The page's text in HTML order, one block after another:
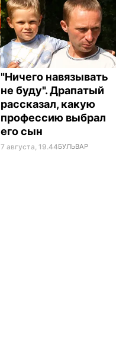
"Ничего навязывать
не буду". Драпатый
рассказал, какую
профессию выбрал
его сын
7 августа, 19.44БУЛЬВАР